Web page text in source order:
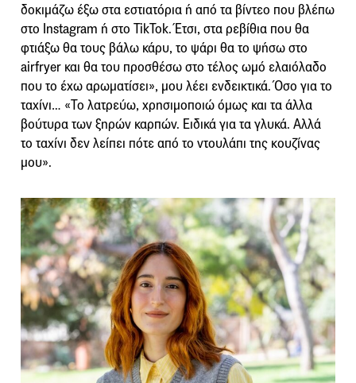
δοκιμάζω έξω στα εστιατόρια ή από τα βίντεο που βλέπω
στο Instagram ή στο TikTok. Έτσι, στα ρεβίθια που θα
φτιάξω θα τους βάλω κάρυ, το ψάρι θα το ψήσω στο
airfryer και θα του προσθέσω στο τέλος ωμό ελαιόλαδο
που το έχω αρωματίσει», μου λέει ενδεικτικά. Όσο για το
ταχίνι… «Το λατρεύω, χρησιμοποιώ όμως και τα άλλα
βούτυρα των ξηρών καρπών. Ειδικά για τα γλυκά. Αλλά
το ταχίνι δεν λείπει πότε από το ντουλάπι της κουζίνας
μου».